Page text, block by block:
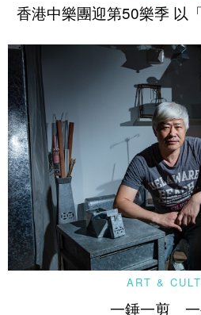
香港中樂團迎第50樂季 以
ART &
一錘一剪 一